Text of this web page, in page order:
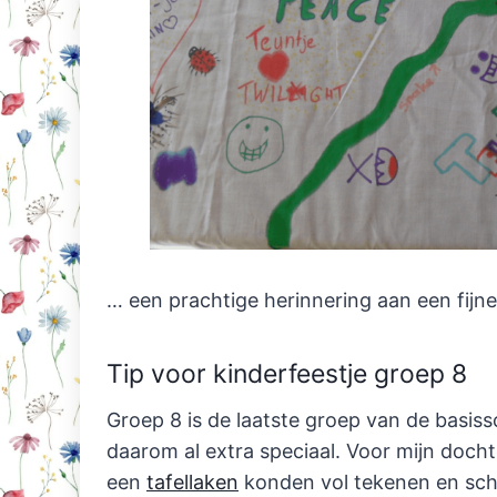
… een prachtige herinnering aan een
Tip voor kinderfeestje groep 8
Groep 8 is de laatste groep van de
daarom al extra speciaal. Voor mijn
een tafellaken konden vol tekenen en